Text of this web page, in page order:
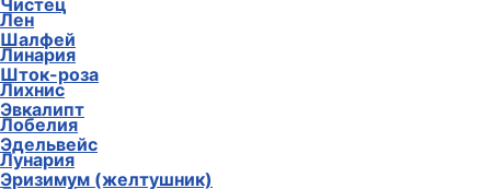
Чистец
Шалфей
Шток-роза
Эвкалипт
Эдельвейс
Эризимум (желтушник)
Лен
Линария
Лихнис
Лобелия
Лунария